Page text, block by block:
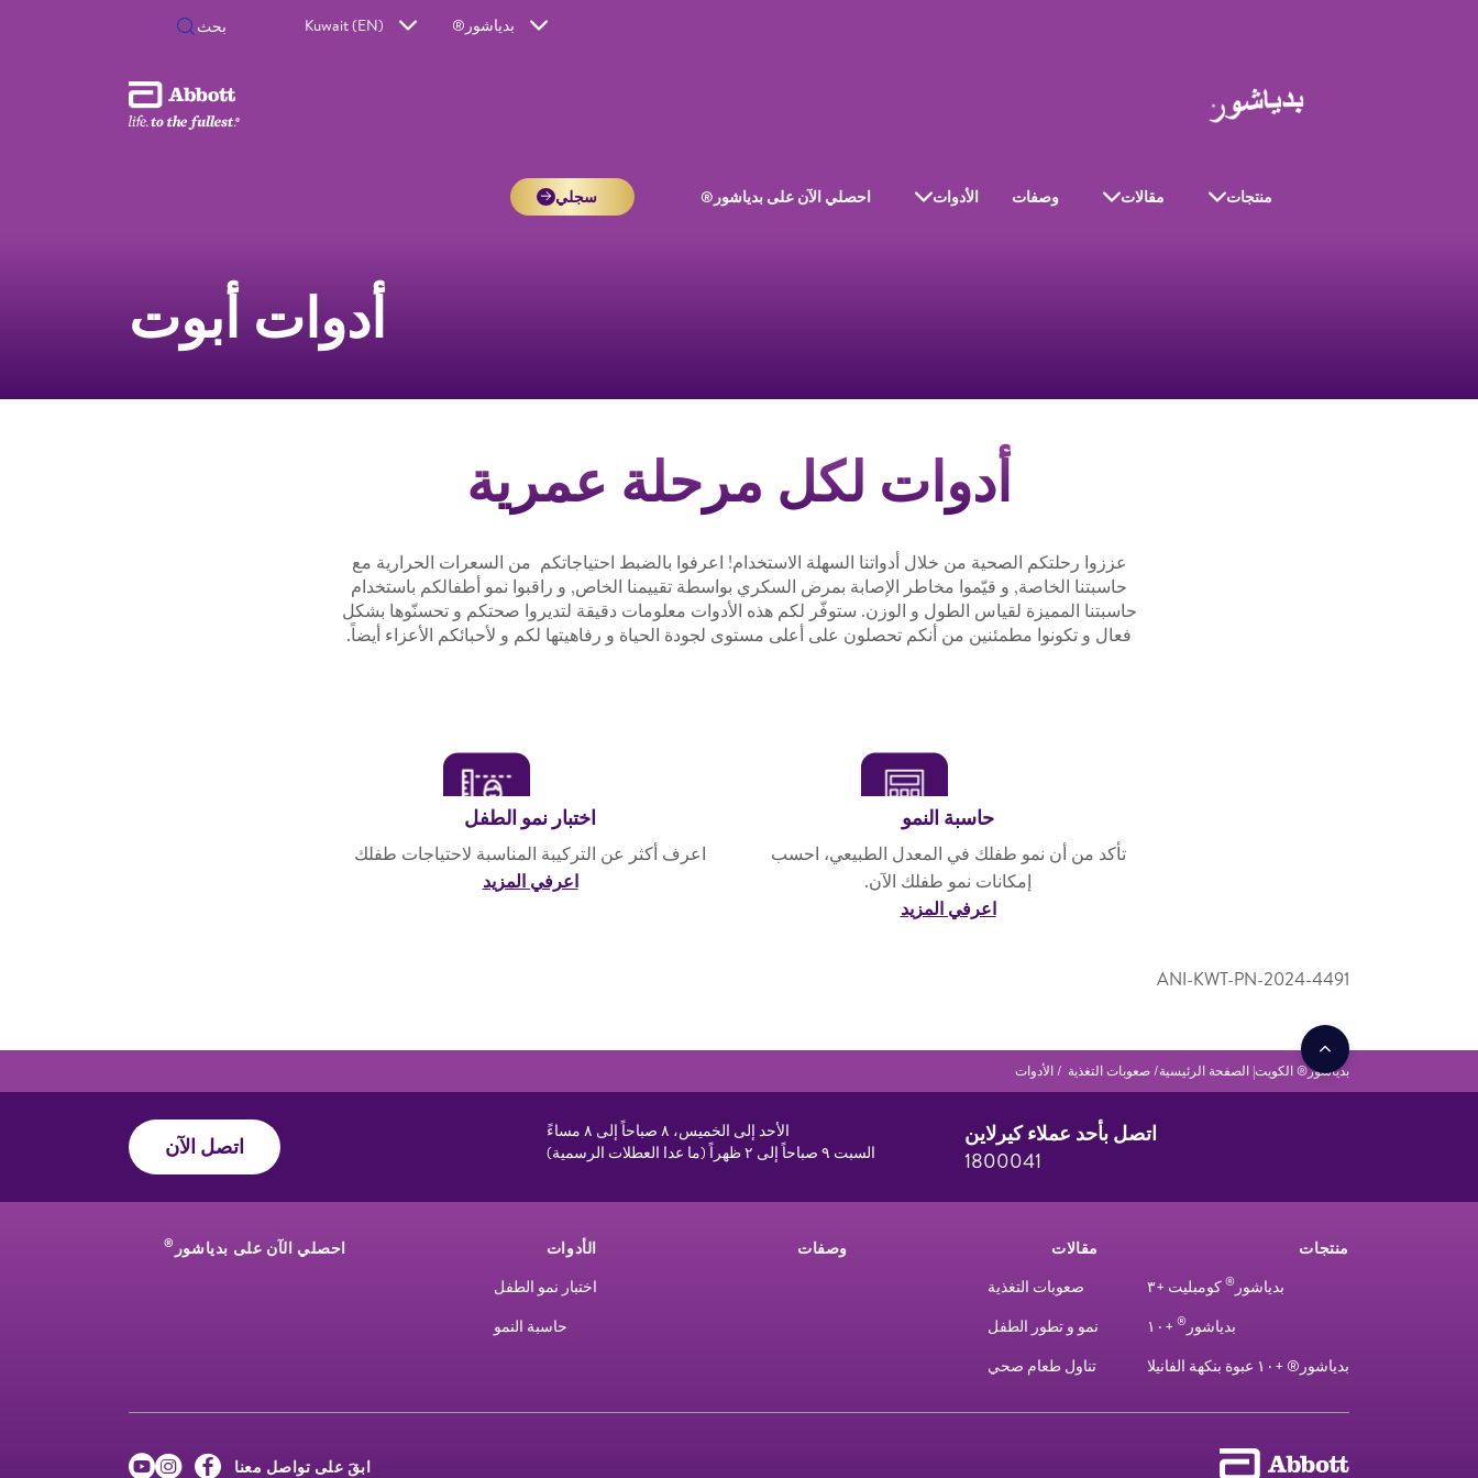
بدياشور® Kuwait (EN)
منتجات مقالات وصفات الأدوات احصلي الآن على بدياشور® سجلي
أدوات أبوت
أدوات لكل مرحلة عمرية
عززوا رحلتكم الصحية من خلال أدواتنا السهلة الاستخدام! اعرفوا بالضبط احتياجاتكم من السعرات الحرارية مع
حاسبتنا الخاصة, و قيّموا مخاطر الإصابة بمرض السكري بواسطة تقييمنا الخاص, و راقبوا نمو أطفالكم باستخدام
حاسبتنا المميزة لقياس الطول و الوزن. ستوفّر لكم هذه الأدوات معلومات دقيقة لتديروا صحتكم و تحسنّوها بشكل
فعال و تكونوا مطمئنين من أنكم تحصلون على أعلى مستوى لجودة الحياة و رفاهيتها لكم و لأحبائكم الأعزاء أيضاً.
حاسبة النمو
تأكد من أن نمو طفلك في المعدل الطبيعي، احسب
إمكانات نمو طفلك الآن.
اعرفي المزيد
اختبار نمو الطفل
اعرف أكثر عن التركيبة المناسبة لاحتياجات طفلك
اعرفي المزيد
ANI-KWT-PN-2024-4491
بدياشور® الكويت| الصفحة الرئيسية صعوبات التغذية الأدوات
اتصل بأحد عملاء كيرلاين
1800041
الأحد إلى الخميس، ٨ صباحاً إلى ٨ مساءً
السبت ٩ صباحاً إلى ٢ ظهراً (ما عدا العطلات الرسمية)
اتصل الآن
منتجات
بدياشور ® كومبليت +٣
بدياشور ® +١٠
بدياشور® +١٠ عبوة بنكهة الفانيلا
مقالات
صعوبات التغذية
نمو و تطور الطفل
تناول طعام صحي
وصفات
الأدوات
اختبار نمو الطفل
حاسبة النمو
احصلي الآن على بدياشور ®
ابقَ على تواصل معنا